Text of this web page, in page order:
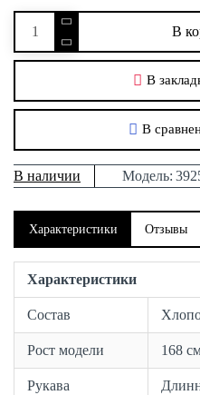
В наличии Модель:
В
В
В
Характеристики Отзывы
Характеристики
Состав
Рост модели 168
Рукава